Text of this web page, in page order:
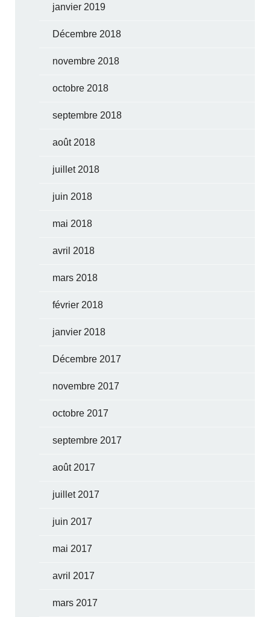
janvier 2019
Décembre 2018
novembre 2018
octobre 2018
septembre 2018
août 2018
juillet 2018
juin 2018
mai 2018
avril 2018
mars 2018
février 2018
janvier 2018
Décembre 2017
novembre 2017
octobre 2017
septembre 2017
août 2017
juillet 2017
juin 2017
mai 2017
avril 2017
mars 2017